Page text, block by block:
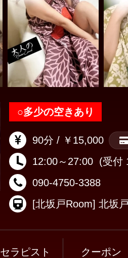
○多少の空きあり
90分 / ￥15,000
12:00～27:00 (受付
090-4750-3388
セラピスト クーポン